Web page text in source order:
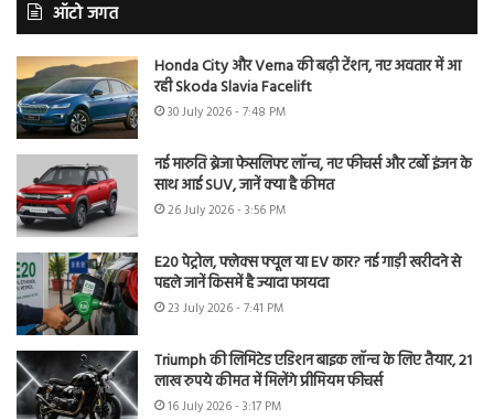
ऑटो जगत
Honda City और Verna की बढ़ी टेंशन, नए अवतार में आ
रही Skoda Slavia Facelift
30 July 2026 - 7:48 PM
नई मारुति ब्रेजा फेसलिफ्ट लॉन्च, नए फीचर्स और टर्बो इंजन के
साथ आई SUV, जानें क्या है कीमत
26 July 2026 - 3:56 PM
E20 पेट्रोल, फ्लेक्स फ्यूल या EV कार? नई गाड़ी खरीदने से
पहले जानें किसमें है ज्यादा फायदा
23 July 2026 - 7:41 PM
Triumph की लिमिटेड एडिशन बाइक लॉन्च के लिए तैयार, 21
लाख रुपये कीमत में मिलेंगे प्रीमियम फीचर्स
16 July 2026 - 3:17 PM